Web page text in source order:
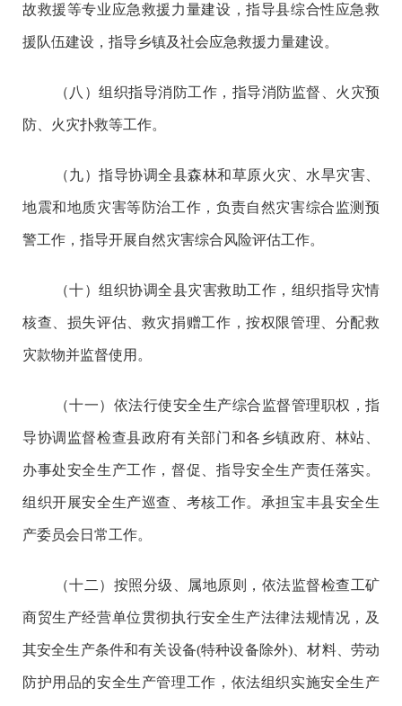
故救援等专业应急救援力量建设，指导县综合性应急救
援队伍建设，指导乡镇及社会应急救援力量建设。
（八）组织指导消防工作，指导消防监督、火灾预
防、火灾扑救等工作。
（九）指导协调全县森林和草原火灾、水旱灾害、
地震和地质灾害等防治工作，负责自然灾害综合监测预
警工作，指导开展自然灾害综合风险评估工作。
（十）组织协调全县灾害救助工作，组织指导灾情
核查、损失评估、救灾捐赠工作，按权限管理、分配救
灾款物并监督使用。
（十一）依法行使安全生产综合监督管理职权，指
导协调监督检查县政府有关部门和各乡镇政府、林站、
办事处安全生产工作，督促、指导安全生产责任落实。
组织开展安全生产巡查、考核工作。承担宝丰县安全生
产委员会日常工作。
（十二）按照分级、属地原则，依法监督检查工矿
商贸生产经营单位贯彻执行安全生产法律法规情况，及
其安全生产条件和有关设备(特种设备除外)、材料、劳动
防护用品的安全生产管理工作，依法组织实施安全生产